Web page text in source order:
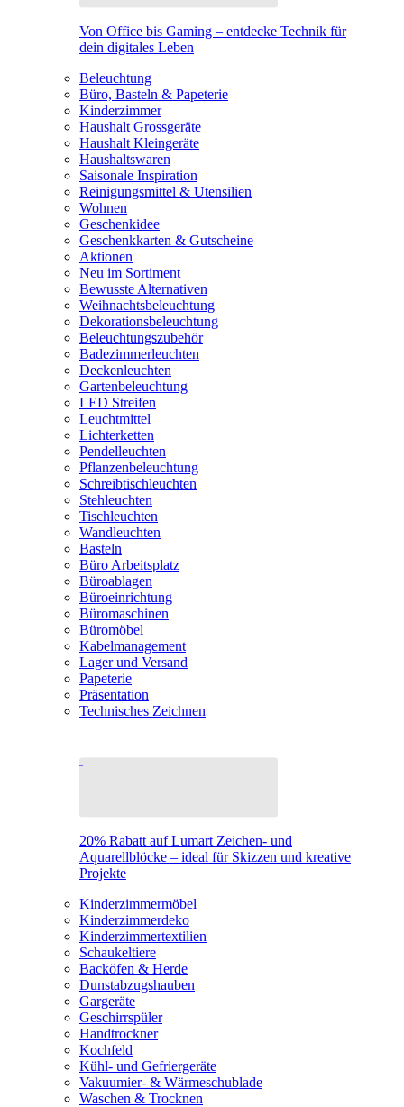
Von Office bis Gaming – entdecke Technik für
dein digitales Leben
Beleuchtung
Büro, Basteln & Papeterie
Kinderzimmer
Haushalt Grossgeräte
Haushalt Kleingeräte
Haushaltswaren
Saisonale Inspiration
Reinigungsmittel & Utensilien
Wohnen
Geschenkidee
Geschenkkarten & Gutscheine
Aktionen
Neu im Sortiment
Bewusste Alternativen
Weihnachtsbeleuchtung
Dekorationsbeleuchtung
Beleuchtungszubehör
Badezimmerleuchten
Deckenleuchten
Gartenbeleuchtung
LED Streifen
Leuchtmittel
Lichterketten
Pendelleuchten
Pflanzenbeleuchtung
Schreibtischleuchten
Stehleuchten
Tischleuchten
Wandleuchten
Basteln
Büro Arbeitsplatz
Büroablagen
Büroeinrichtung
Büromaschinen
Büromöbel
Kabelmanagement
Lager und Versand
Papeterie
Präsentation
Technisches Zeichnen
20% Rabatt auf Lumart Zeichen- und
Aquarellblöcke – ideal für Skizzen und kreative
Projekte
Kinderzimmermöbel
Kinderzimmerdeko
Kinderzimmertextilien
Schaukeltiere
Backöfen & Herde
Dunstabzugshauben
Gargeräte
Geschirrspüler
Handtrockner
Kochfeld
Kühl- und Gefriergeräte
Vakuumier- & Wärmeschublade
Waschen & Trocknen